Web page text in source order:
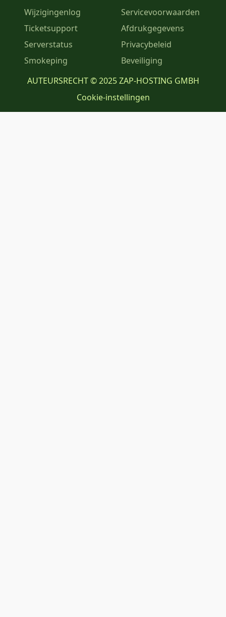
Wijzigingenlog
Ticketsupport
Serverstatus
Smokeping
Servicevoorwaarden
Afdrukgegevens
Privacybeleid
Beveiliging
AUTEURSRECHT © 2025 ZAP-HOSTING GMBH
Cookie-instellingen